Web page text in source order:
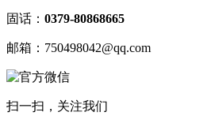
固话： 0379-80868665
邮箱：750498042@qq.com
扫一扫，关注我们